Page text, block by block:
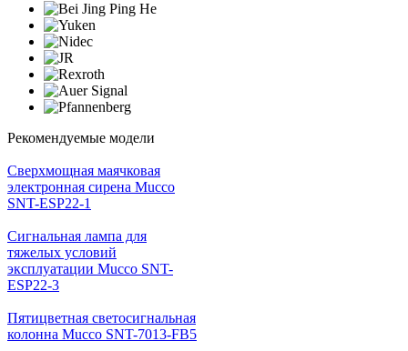
Рекомендуемые модели
Cверхмощная маячковая
электронная сирена Mucco
SNT-ESP22-1
Сигнальная лампа для
тяжелых условий
эксплуатации Mucco SNT-
ESP22-3
Пятицветная светосигнальная
колонна Mucco SNT-7013-FB5